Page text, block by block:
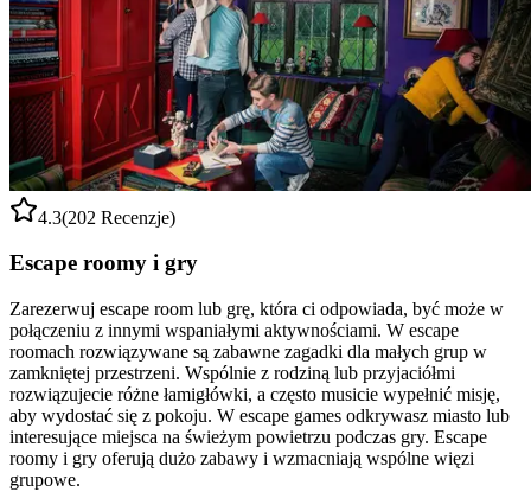
4.3(202 Recenzje)
Escape roomy i gry
Zarezerwuj escape room lub grę, która ci odpowiada, być może w
połączeniu z innymi wspaniałymi aktywnościami. W escape
roomach rozwiązywane są zabawne zagadki dla małych grup w
zamkniętej przestrzeni. Wspólnie z rodziną lub przyjaciółmi
rozwiązujecie różne łamigłówki, a często musicie wypełnić misję,
aby wydostać się z pokoju. W escape games odkrywasz miasto lub
interesujące miejsca na świeżym powietrzu podczas gry. Escape
roomy i gry oferują dużo zabawy i wzmacniają wspólne więzi
grupowe.